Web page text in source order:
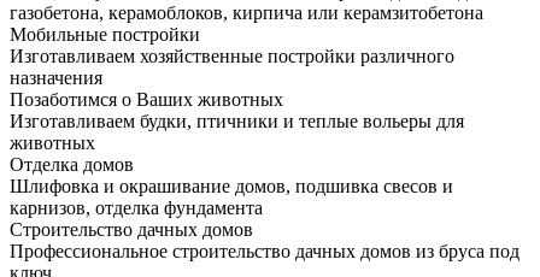
газобетона, керамоблоков, кирпича или керамзитобетона
Мобильные постройки
Изготавливаем хозяйственные постройки различного
назначения
Позаботимся о Ваших животных
Изготавливаем будки, птичники и теплые вольеры для
животных
Отделка домов
Шлифовка и окрашивание домов, подшивка свесов и
карнизов, отделка фундамента
Строительство дачных домов
Профессиональное строительство дачных домов из бруса под